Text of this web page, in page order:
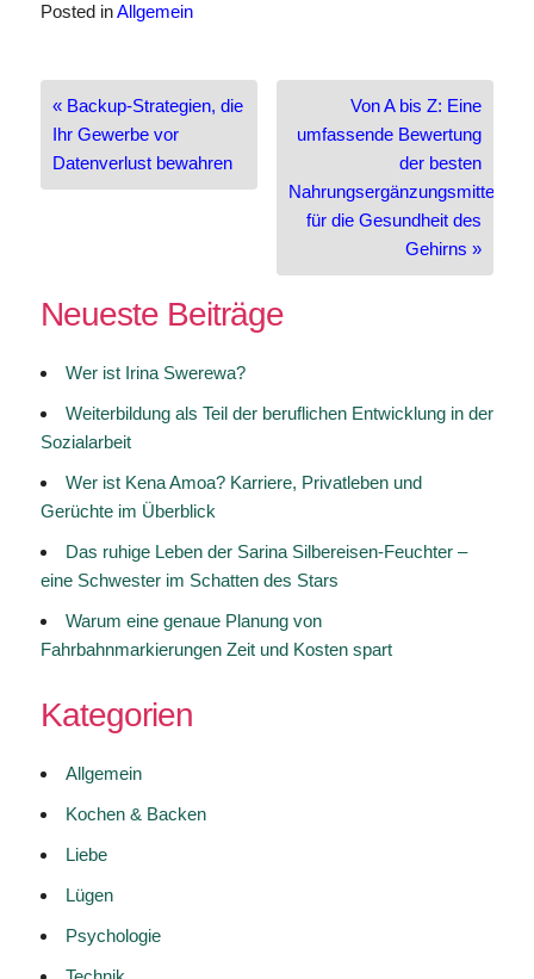
Posted inAllgemein
Beitragsnavigation
« Backup-Strategien, die
Ihr Gewerbe vor
Datenverlust bewahren
Von A bis Z: Eine
umfassende Bewertung
der besten
Nahrungsergänzungsmittel
für die Gesundheit des
Gehirns »
Neueste Beiträge
Wer ist Irina Swerewa?
Weiterbildung als Teil der beruflichen Entwicklung in der
Sozialarbeit
Wer ist Kena Amoa? Karriere, Privatleben und
Gerüchte im Überblick
Das ruhige Leben der Sarina Silbereisen-Feuchter –
eine Schwester im Schatten des Stars
Warum eine genaue Planung von
Fahrbahnmarkierungen Zeit und Kosten spart
Kategorien
Allgemein
Kochen & Backen
Liebe
Lügen
Psychologie